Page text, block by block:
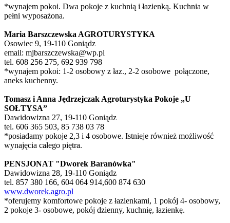
*wynajem pokoi. Dwa pokoje z kuchnią i łazienką. Kuchnia w
pełni wyposażona.
Maria Barszczewska AGROTURYSTYKA
Osowiec 9, 19-110 Goniądz
email: mjbarszczewska@wp.pl
tel. 608 256 275, 692 939 798
*wynajem pokoi: 1-2 osobowy z łaz., 2-2 osobowe połączone,
aneks kuchenny.
Tomasz i Anna Jędrzejczak Agroturystyka Pokoje „U
SOŁTYSA”
Dawidowizna 27, 19-110 Goniądz
tel. 606 365 503, 85 738 03 78
*posiadamy pokoje 2,3 i 4 osobowe. Istnieje również możliwość
wynajęcia całego piętra.
PENSJONAT "Dworek Baranówka"
Dawidowizna 28, 19-110 Goniądz
tel. 857 380 166, 604 064 914,600 874 630
www.dworek.agro.pl
*oferujemy komfortowe pokoje z łazienkami, 1 pokój 4- osobowy,
2 pokoje 3- osobowe, pokój dzienny, kuchnię, łazienkę.